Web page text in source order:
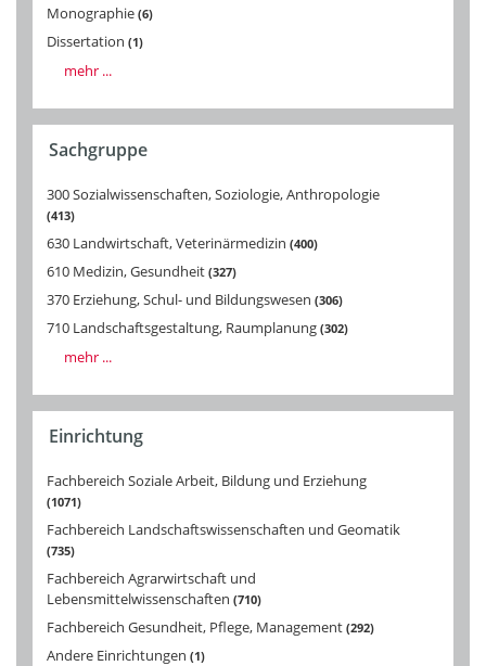
Monographie 6
Dissertation 1
mehr ...
Sachgruppe
300 Sozialwissenschaften, Soziologie, Anthropologie
413
630 Landwirtschaft, Veterinärmedizin 400
610 Medizin, Gesundheit 327
370 Erziehung, Schul- und Bildungswesen 306
710 Landschaftsgestaltung, Raumplanung 302
mehr ...
Einrichtung
Fachbereich Soziale Arbeit, Bildung und Erziehung
1071
Fachbereich Landschaftswissenschaften und Geomatik
735
Fachbereich Agrarwirtschaft und
Lebensmittelwissenschaften 710
Fachbereich Gesundheit, Pflege, Management 292
Andere Einrichtungen 1